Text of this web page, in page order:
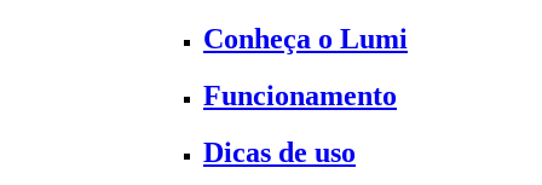
Conheça o Lumi
Funcionamento
Dicas de uso